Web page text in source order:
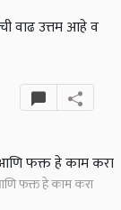
वाढ उत्तम आहे व
फक्त हे काम करा